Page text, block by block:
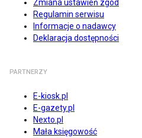
Zmiana ustawień zgód
Regulamin serwisu
Informacje o nadawcy
Deklaracja dostępności
PARTNERZY
E-kiosk.pl
E-gazety.pl
Nexto.pl
Mała księgowość